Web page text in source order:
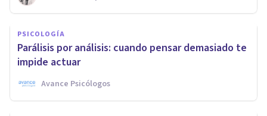
PSICOLOGÍA
Parálisis por análisis: cuando pensar demasiado te
impide actuar
Avance Psicólogos